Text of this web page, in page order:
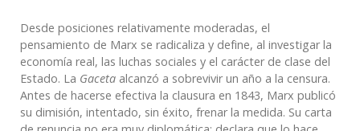
Desde posiciones relativamente moderadas, el
pensamiento de Marx se radicaliza y define, al investigar la
economía real, las luchas sociales y el carácter de clase del
Estado. La Gaceta alcanzó a sobrevivir un año a la censura.
Antes de hacerse efectiva la clausura en 1843, Marx publicó
su dimisión, intentado, sin éxito, frenar la medida. Su carta